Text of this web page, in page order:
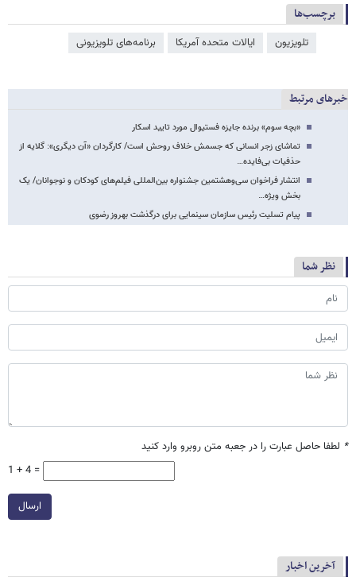
برچسب‌ها
تلویزیون ایالات متحده آمریکا برنامه‌های تلویزیونی
خبرهای مرتبط
«بچه سوم» برنده جایزه فستیوال مورد تایید اسکار
تماشای زجر انسانی که جسمش خلاف روحش است/ کارگردان «آن دیگری»: گلایه از
حذفیات بی‌فایده…
انتشار فراخوان سی‌وهشتمین جشنواره بین‌المللی فیلم‌های کودکان و نوجوانان/ یک
بخش ویژه…
پیام تسلیت رئیس سازمان سینمایی برای درگذشت بهروز رضوی
نظر شما
* لطفا حاصل عبارت را در جعبه متن روبرو وارد کنید
1 + 4 =
ارسال
آخرین اخبار